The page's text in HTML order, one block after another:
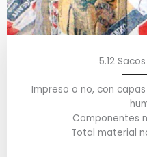
5.12
Impreso o no, con
Componentes
Total material